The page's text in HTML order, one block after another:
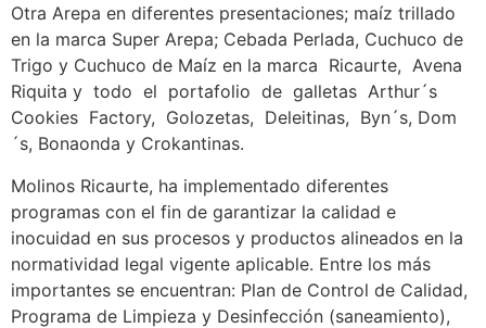
Otra Arepa en diferentes presentaciones; maíz trillado
en la marca Super Arepa; Cebada Perlada, Cuchuco de
Trigo y Cuchuco de Maíz en la marca Ricaurte, Avena
Riquita y todo el portafolio de galletas Arthur´s
Cookies Factory, Golozetas, Deleitinas, Byn´s, Dom
´s, Bonaonda y Crokantinas.
Molinos Ricaurte, ha implementado diferentes
programas con el fin de garantizar la calidad e
inocuidad en sus procesos y productos alineados en la
normatividad legal vigente aplicable. Entre los más
importantes se encuentran: Plan de Control de Calidad,
Programa de Limpieza y Desinfección (saneamiento),